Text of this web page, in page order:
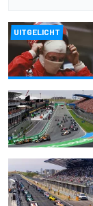
UITGELICHT